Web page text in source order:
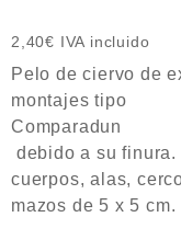
2,40€ IVA incluido
Pelo de ciervo de
montajes tipo
Comparadun
debido a su
cuerpos, alas,
mazos de 5 x 5 cm.